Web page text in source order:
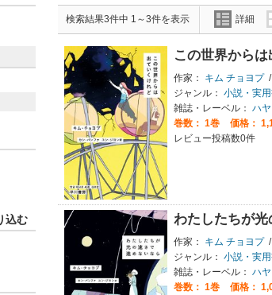
込む
検索結果3件中 1～3件を表示 詳細
この世界から
作家： キム チョヨプ /
ジャンル： 小説・実
雑誌・レーベル： ハ
巻数： 1巻
価格：
レビュー投稿数0件
わたしたちが光
作家： キム チョヨプ /
ジャンル： 小説・実
雑誌・レーベル： ハ
巻数： 1巻
価格：